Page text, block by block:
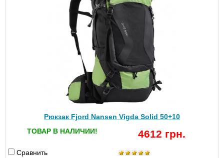
Рюкзак Fjord Nansen Vigda Solid 50+10
ТОВАР В НАЛИЧИИ!
4612 грн.
Сравнить